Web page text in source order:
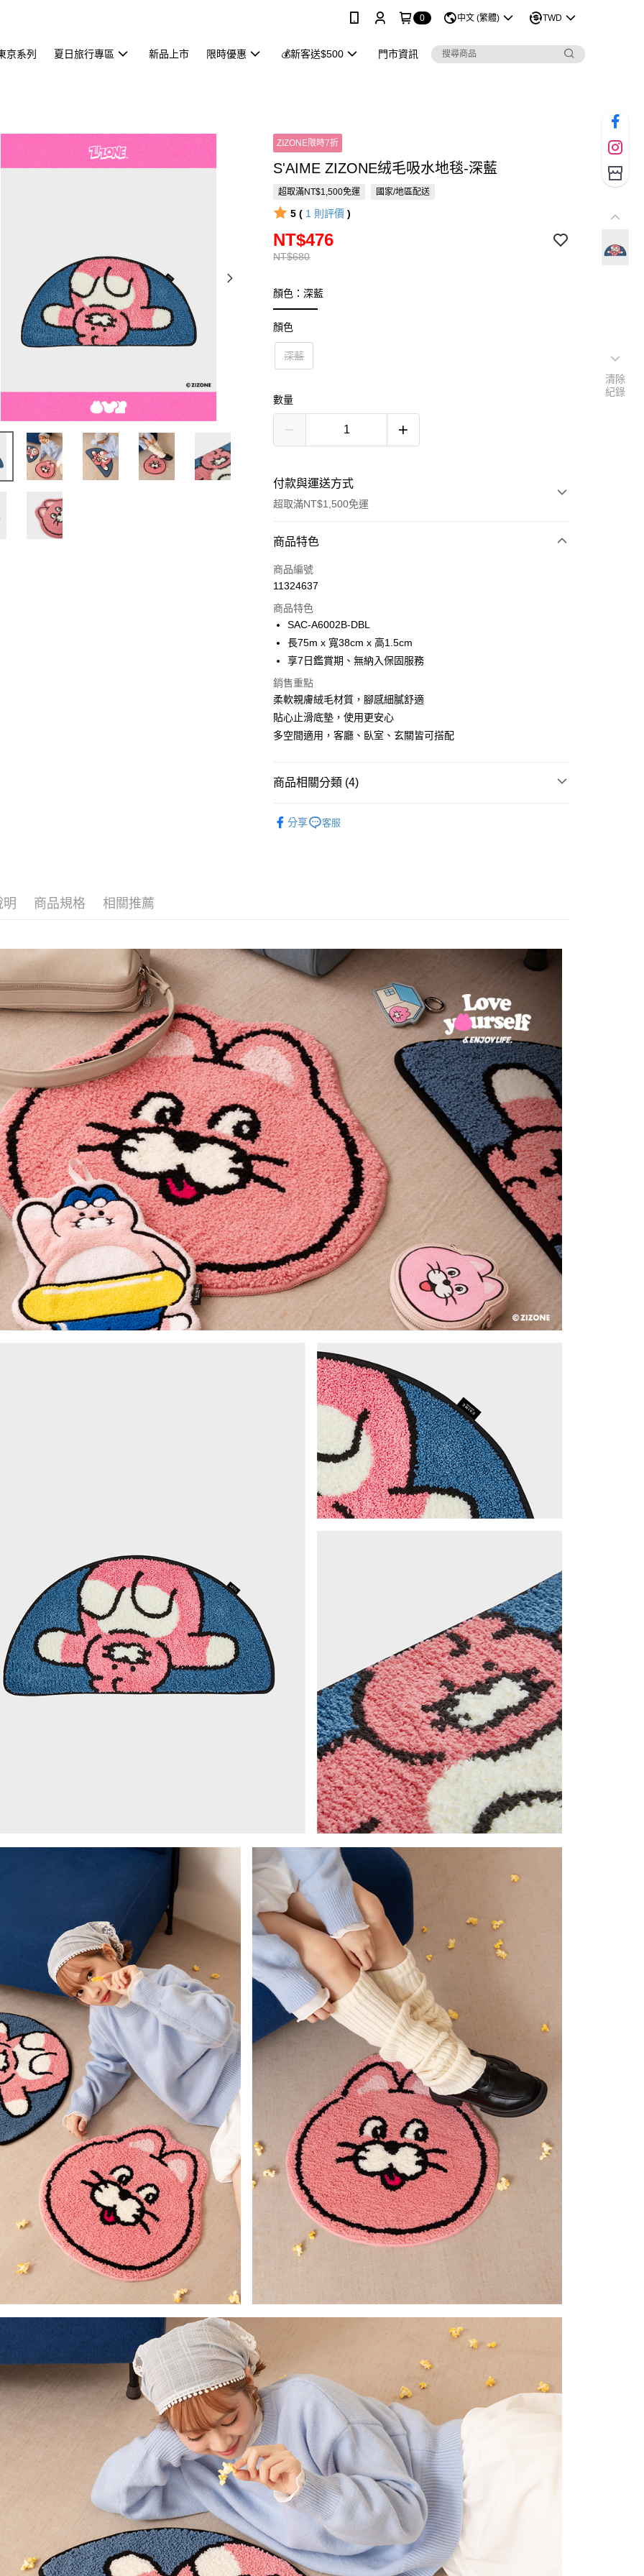
0 中文 (繁體) TWD
京系列 夏日旅行專區 新品上市 限時優惠 💰新客送$500 門市資訊
ZIZONE限時7折
S'AIME ZIZONE绒毛吸水地毯-深藍
超取滿NT$1,500免運 國家/地區配送
5 ( 1 則評價 )
NT$680
NT$476
顏色：深藍
顏色
深藍
數量
付款與運送方式
超取滿NT$1,500免運
付款方式
信用卡一次付款
LINE Pay
Apple Pay
悠遊付
【大哥付你分期使用說明】
流程，驗證手機門號後，選擇欲分期的期數、繳款截止日，確認付款後即
帳／街口支付／iPASS MONEY」等通路繳費。
【注意事項】
1.本服務係由「台灣大哥大股份有限公司」（以下簡稱本公司）所提供，讓
用戶於交易時，得透過本服務購買商品或服務，並由商店將買賣／分期付
款買賣價金債權讓與本公司後，依約使用本公司帳單繳交帳款。
2.基於同意付款使用「大哥付你分期」之契約關係目的，商店將以您的個人
資料（包含姓名、電話或地址）提供予台灣大哥大進項蒐集、處理及利
用，由本公司與您本人進行分期帳單所需資料之確認、核對及更正。
3.完整用戶服務條款，請詳閱以下連結：https://oppay.tw/userRule
運送方式
每筆NT$80，滿NT$1,500(含以上)免運費
付款後萊爾富取貨
每筆NT$80，滿NT$1,500(含以上)免運費
7-11取貨付款
每筆NT$80，滿NT$1,500(含以上)免運費
付款後7-11取貨
每筆NT$80，滿NT$1,500(含以上)免運費
宅配（無提供外島）
每筆NT$100，滿NT$1,500(含以上)免運費
宅配
每筆NT$100，滿NT$1,500(含以上)免運費
付款後門市自取
免運費
海外順豐配送 查看運費
商品特色
商品編號
11324637
商品特色
SAC-A6002B-DBL
長75m x 寬38cm x 高1.5cm
享7日鑑賞期、無納入保固服務
銷售重點
柔軟親膚絨毛材質，腳感細膩舒適
貼心止滑底墊，使用更安心
多空間適用，客廳、臥室、玄關皆可搭配
商品相關分類 (4)
分享 客服
明 商品規格 相關推薦
清除
紀錄